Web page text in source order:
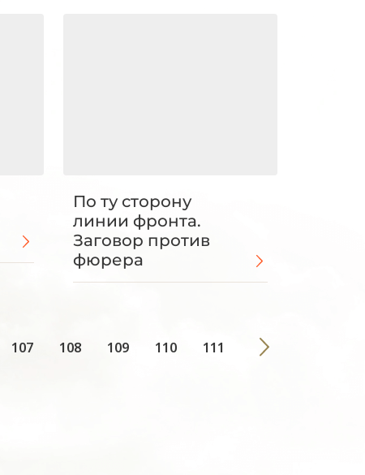
По ту сторону
линии фронта.
Заговор против
фюрера
107 108 109 110 111